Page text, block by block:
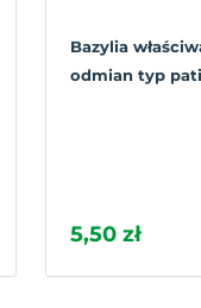
Bazylia
odmian typ
5,50 zł